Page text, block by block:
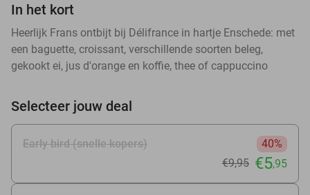
In het kort
Heerlijk Frans ontbijt bij Délifrance in hartje Enschede: met
een baguette, croissant, verschillende soorten beleg,
gekookt ei, jus d'orange en koffie, thee of cappuccino
Selecteer jouw deal
Early bird (snelle kopers)
40%
€9,95 €5,95